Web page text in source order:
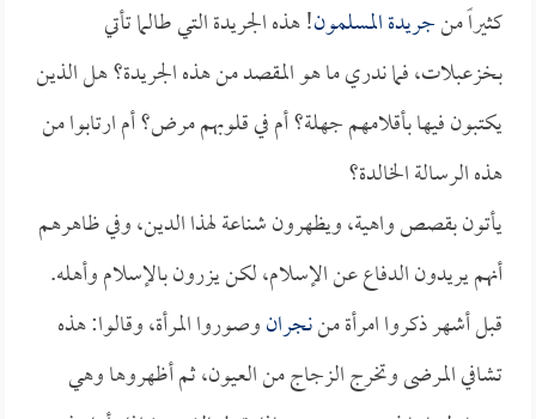
كثيراً منجريدة المسلمون! هذه الجريدة التي طالما تأتي
بخزعبلات، فما ندري ما هو المقصد من هذه الجريدة؟ هل الذين
يكتبون فيها بأقلامهم جهلة؟ أم في قلوبهم مرض؟ أم ارتابوا من
هذه الرسالة الخالدة؟
يأتون بقصص واهية، ويظهرون شناعة لهذا الدين، وفي ظاهرهم
أنهم يريدون الدفاع عن الإسلام، لكن يزرون بالإسلام وأهله.
قبل أشهر ذكروا امرأة مننجرانوصوروا المرأة، وقالوا: هذه
تشافي المرضى وتخرج الزجاج من العيون، ثم أظهروها وهي